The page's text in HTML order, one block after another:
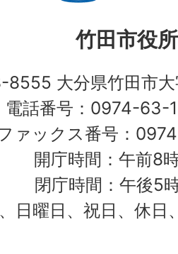
竹田市役所
8555 大分県竹田市
電話番号：0974-63-
ァックス番号：
開庁時間：午前8
閉庁時間：午後5
、日曜日、祝日、休